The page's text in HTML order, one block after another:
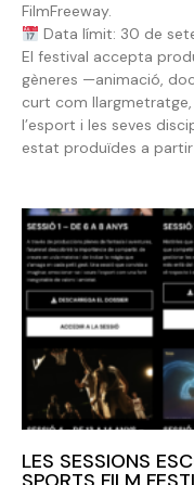
FilmFreeway.
Data límit: 30 de
El festival accepta
gèneres —animació,
curt com
l’esport i les seves
estat produïdes a partir
LES SESSIONS